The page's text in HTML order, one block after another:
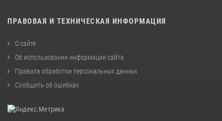
ПРАВОВАЯ И ТЕХНИЧЕСКАЯ ИНФОРМАЦИЯ
О сайте
Об использовании информации сайта
Правила обработки персональных данных
Сообщить об ошибках